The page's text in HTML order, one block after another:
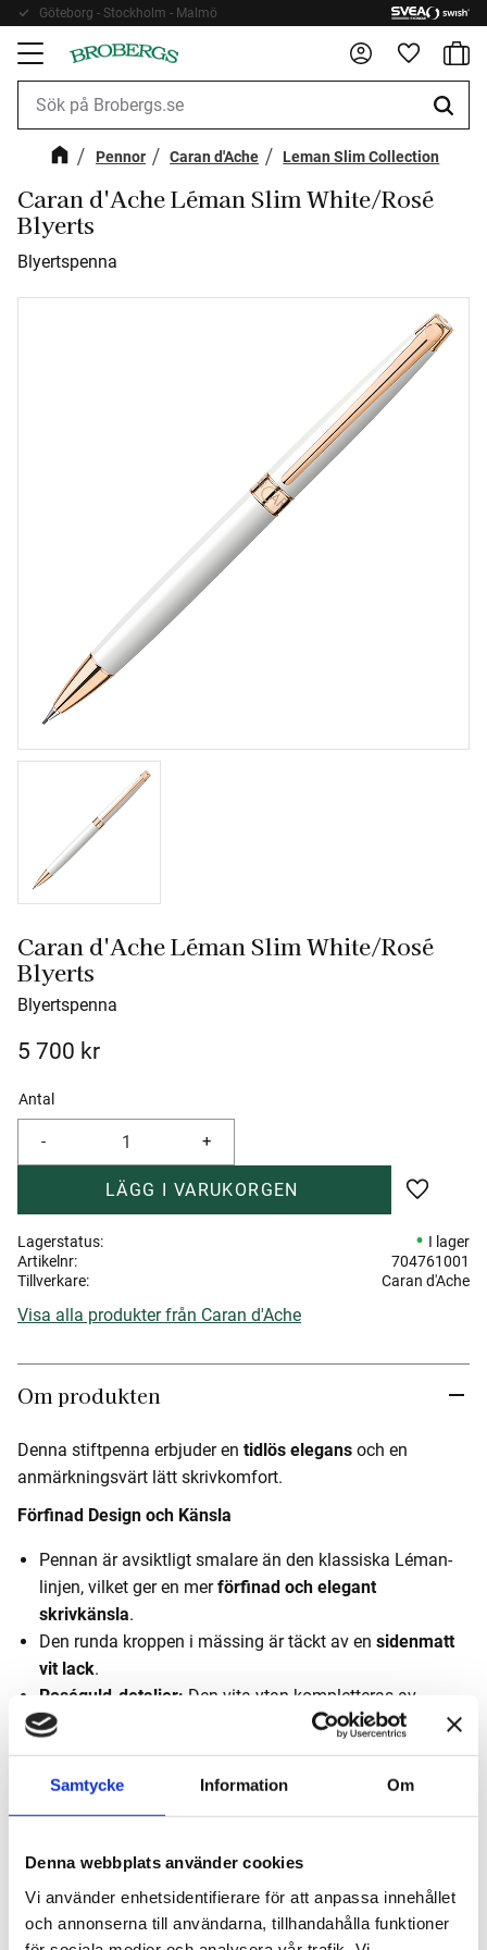
Samtycke Information Om
Denna webbplats använder cookies
Vi använder enhetsidentifierare för att anpassa innehållet
och annonserna till användarna, tillhandahålla funktioner
Meny
Göteborg - Stockholm - Malmö
Fri frakt 899kr
Pennor Caran d'Ache Leman Slim Collection
Caran d'Ache Léman Slim White/Rosé
Blyerts
Blyertspenna
Caran d'Ache Léman Slim White/Rosé
Blyerts
Blyertspenna
5 700 kr
Antal
+
-
Lägg till
Lagerstatus
I lager
Artikelnr
704761001
Tillverkare
Caran d'Ache
Visa alla produkter från Caran d'Ache
Om produkten
Denna stiftpenna erbjuder en tidlös elegans och en
anmärkningsvärt lätt skrivkomfort.
Förfinad Design och Känsla
Pennan är avsiktligt smalare än den klassiska Léman-
linjen, vilket ger en merförfinad och elegant
skrivkänsla.
Den runda kroppen i mässing är täckt av en sidenmatt
vit lack.
Roséguld-detaljer: Den vita ytan kompletteras av
roséguldpläterade beslag
Kvalitetsmärkning:På ringbandet finnsCaran d'Ache-
logotypenoch kvalitetsstämpeln "Swiss Made"diskret
Léman™ Slim är designad för att vara ett lätt och pålitligt
precisionsverktyg: